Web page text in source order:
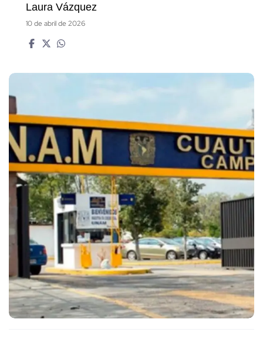
Laura Vázquez
10 de abril de 2026